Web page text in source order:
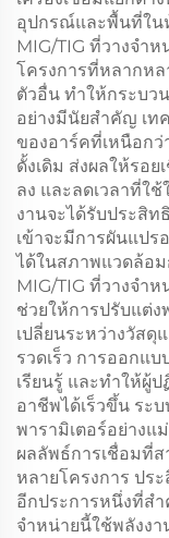
อุปกรณ์และพื้นที่ใน
MIG/TIG ที่วางจำ
โครงการที่หลากหล
ตัวอื่น ทำให้กระบว
อย่างมีนัยสำคัญ เท
ของอาร์คที่เหนือกว่
ดั้งเดิม ส่งผลให้รอ
ลง และลดเวลาที่ใ
งานจะได้รับประสิ
เข้าจะมีการผันแปร
ได้ในสภาพแวดล้อม
MIG/TIG ที่วางจำ
ช่วยให้การปรับแต่ง
เปลี่ยนระหว่างวัส
รวดเร็ว การออกแ
เรียนรู้ และทำให้ผู้
อาชีพได้เร็วขึ้น ระ
พารามิเตอร์อย่างแ
ผลลัพธ์การเชื่อมที่
หลายโครงการ ปร
อีกประการหนึ่งที่สำ
จำหน่ายนี้ใช้พลังง